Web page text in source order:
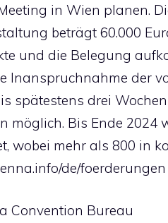
in Wien planen.
beträgt 60.000
und die Belegung
Inanspruchnahme der
spätestens drei
möglich. Bis Ende 2024
wobei mehr als 800 in
de/foerderungen
Convention Bureau